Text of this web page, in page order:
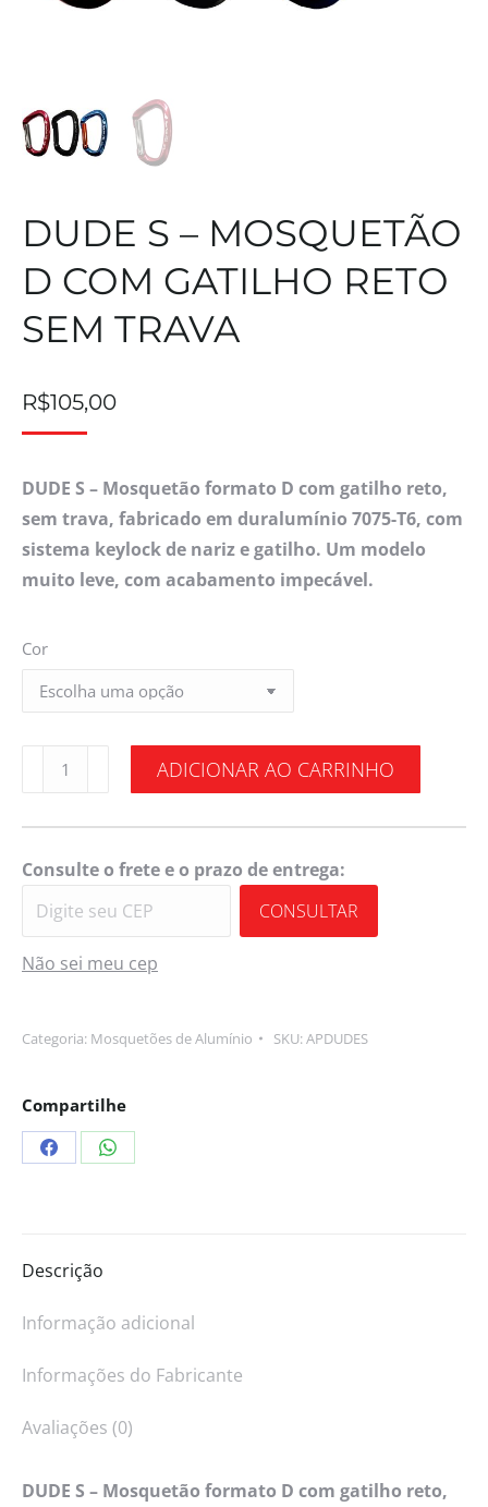
DUDE S – MOSQUETÃO
D COM GATILHO RETO
SEM TRAVA
R$105,00
DUDE S – Mosquetão formato D com gatilho reto,
sem trava, fabricado em duralumínio 7075-T6, com
sistema keylock de nariz e gatilho. Um modelo
muito leve, com acabamento impecável.
Cor
ADICIONAR AO CARRINHO
Consulte o frete e o prazo de entrega:
CONSULTAR
Não sei meu cep
Categoria: Mosquetões de Alumínio SKU:APDUDES
Compartilhe
Descrição
Informação adicional
Informações do Fabricante
Avaliações (0)
DUDE S – Mosquetão formato D com gatilho reto,